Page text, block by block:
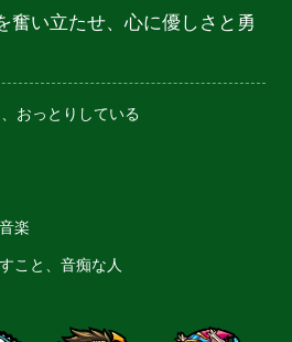
奮い立たせ、心に優しさと勇
おっとりしている
楽
こと、音痴な人